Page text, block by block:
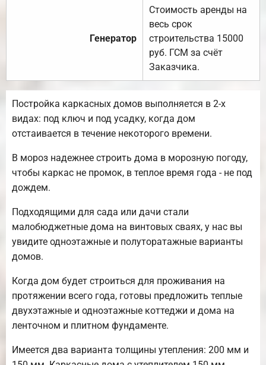
Генератор
Стоимость аренды на
весь срок
строительства 15000
руб. ГСМ за счёт
Заказчика.
Постройка каркасных домов выполняется в 2-х
видах: под ключ и под усадку, когда дом
отстаивается в течение некоторого времени.
В мороз надежнее строить дома в морозную погоду,
чтобы каркас не промок, в теплое время года - не под
дождем.
Подходящими для сада или дачи стали
малобюджетные дома на винтовых сваях, у нас вы
увидите одноэтажные и полуторатажные варианты
домов.
Когда дом будет строиться для проживания на
протяжении всего года, готовы предложить теплые
двухэтажные и одноэтажные коттеджи и дома на
ленточном и плитном фундаменте.
Имеется два варианта толщины утепления: 200 мм и